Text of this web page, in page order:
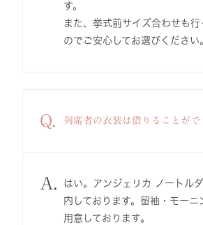
す。
また、挙式前サイズ合わせも行
のでご安心してお選びください
Q. 列席者の衣装は借りることがで
A.
はい。アンジェリカ ノートル
内しております。留袖・モーニ
用意しております。